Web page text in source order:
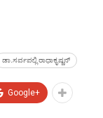
ಡಾ.ಸರ್ವಪಲ್ಲಿ ರಾಧಾಕೃಷ್ಣನ್
Google+